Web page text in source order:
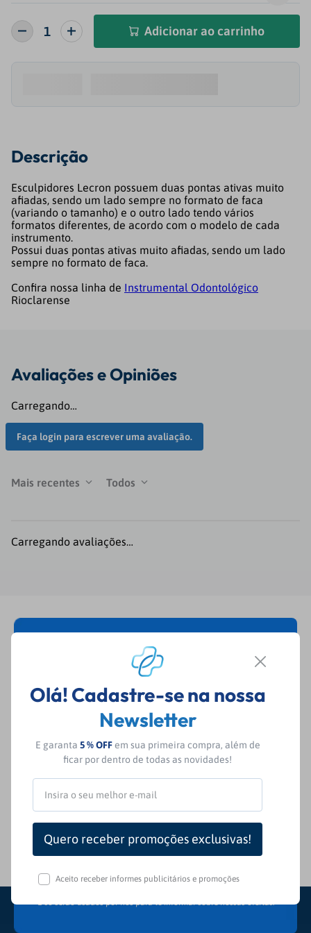
Olá! Cadastre-se na nossa
Newsletter
E garanta 5 % OFFem sua primeira compra, além de
ficar por dentro de todas as novidades!
Aceito receber informes publicitários e promoções
Adicionar ao carrinho
Descrição
Esculpidores Lecron possuem duas pontas ativas muito
afiadas, sendo um lado sempre no formato de faca
(variando o tamanho) e o outro lado tendo vários
formatos diferentes, de acordo com o modelo de cada
instrumento.
Possui duas pontas ativas muito afiadas, sendo um lado
sempre no formato de faca.
Confira nossa linha de Instrumental Odontológico
Rioclarense
Avaliações
Carregando…
Faça login para escrever uma avaliação.
Mais recentes Todos
Carregando avaliações…
Fique por dentro das nossas
novidades e ofertas exclusivas!
Inscreva-se em nossa Newsletter e seja receba de
primeira mão nossas novidades e ofertas
CADASTRAR
E só serão usados por nós para te informar sobre nossas ofertas.